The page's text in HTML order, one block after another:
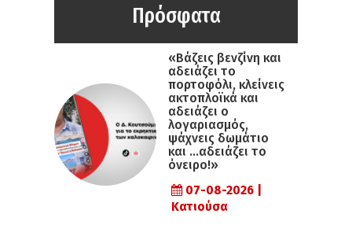
Πρόσφατα
«Βάζεις βενζίνη και
αδειάζει το
πορτοφόλι, κλείνεις
ακτοπλοϊκά και
αδειάζει ο
λογαριασμός,
ψάχνεις δωμάτιο
και …αδειάζει το
όνειρο!»
07-08-2026 |
Κατιούσα